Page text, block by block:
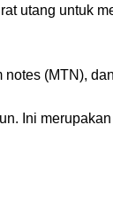
utang untuk
(MTN),
Ini